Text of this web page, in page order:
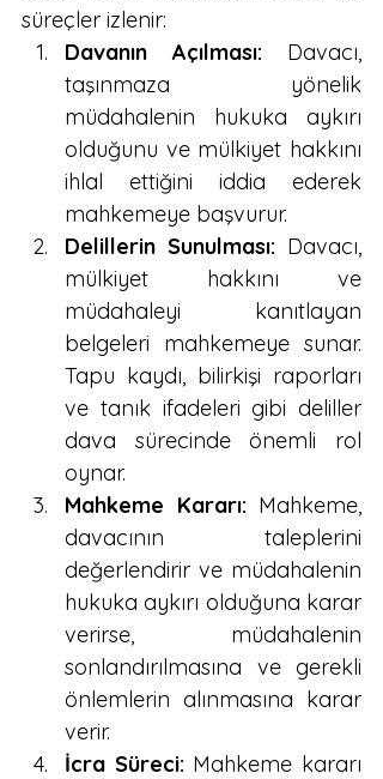
süreçler izlenir:
Davanın Açılması: Davacı,
taşınmaza yönelik
müdahalenin hukuka aykırı
olduğunu ve mülkiyet hakkını
ihlal ettiğini iddia ederek
mahkemeye başvurur.
Delillerin Sunulması: Davacı,
mülkiyet hakkını ve
müdahaleyi kanıtlayan
belgeleri mahkemeye sunar.
Tapu kaydı, bilirkişi raporları
ve tanık ifadeleri gibi deliller
dava sürecinde önemli rol
oynar.
Mahkeme Kararı: Mahkeme,
davacının taleplerini
değerlendirir ve müdahalenin
hukuka aykırı olduğuna karar
verirse, müdahalenin
sonlandırılmasına ve gerekli
önlemlerin alınmasına karar
verir.
İcra Süreci: Mahkeme kararı